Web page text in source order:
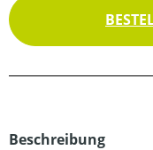
Beschreibung